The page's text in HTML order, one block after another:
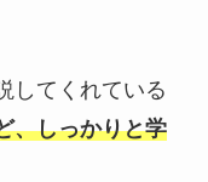
してくれている
、しっかりと学